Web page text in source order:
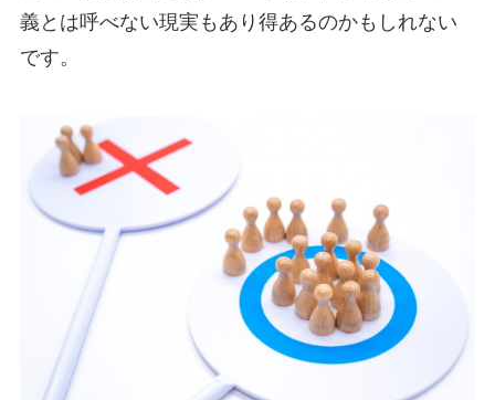
義とは呼べない現実もあり得あるのかもしれない
です。